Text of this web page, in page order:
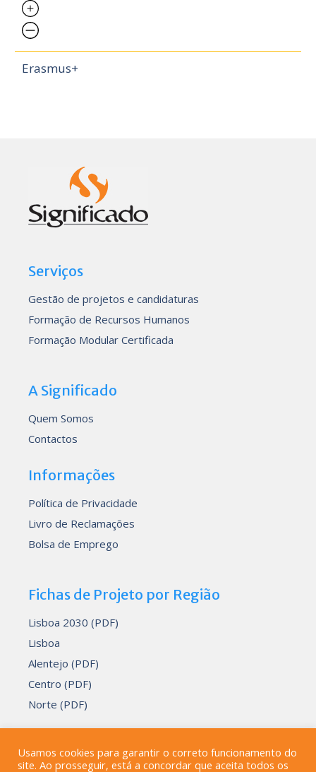
Erasmus+
Serviços
Gestão de projetos e candidaturas
Formação de Recursos Humanos
Formação Modular Certificada
A Significado
Quem Somos
Contactos
Informações
Política de Privacidade
Livro de Reclamações
Bolsa de Emprego
Fichas de Projeto por Região
Lisboa 2030 (PDF)
Lisboa
Alentejo (PDF)
Centro (PDF)
Norte (PDF)
Desenvolvido porDevmedia
Usamos cookies para garantir o correto funcionamento do
site. Ao prosseguir, está a concordar que aceita todos os